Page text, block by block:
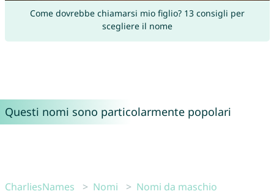
Come dovrebbe chiamarsi mio figlio? 13 consigli per
scegliere il nome
Questi nomi sono particolarmente popolari
CharliesNames Nomi
Nomi da maschio